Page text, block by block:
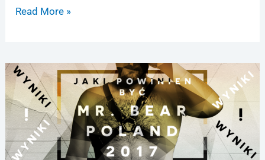
Kandydaci
Poland
2017
Read More »